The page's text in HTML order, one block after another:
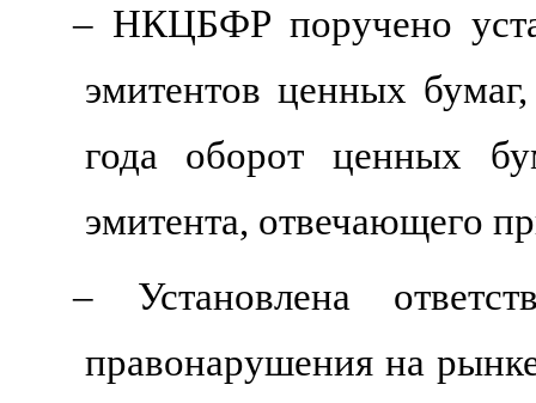
– НКЦБФР поручено
эмитентов ценных
года оборот ценных
эмитента, отвечающего
– Установлена
правонарушения на